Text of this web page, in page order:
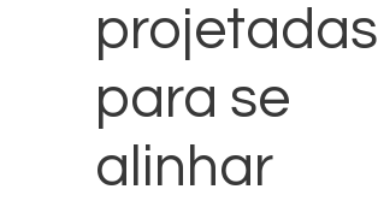
projetadas
para se
alinhar